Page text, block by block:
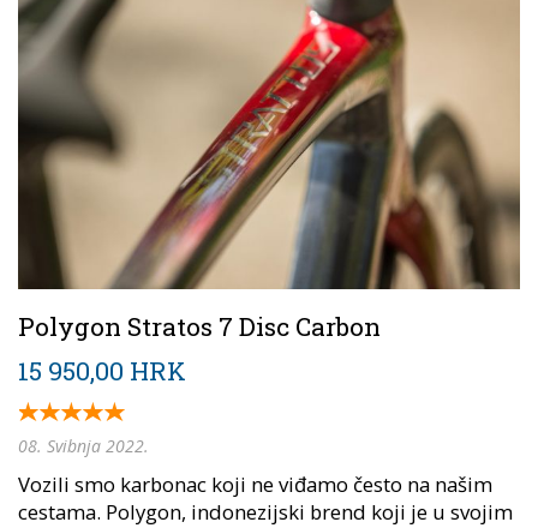
Polygon Stratos 7 Disc Carbon
15 950,00 HRK
08. Svibnja 2022.
Vozili smo karbonac koji ne viđamo često na našim
cestama. Polygon, indonezijski brend koji je u svojim